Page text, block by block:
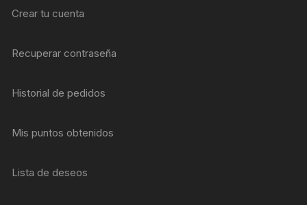
Crear tu cuenta
Recuperar contraseña
Historial de pedidos
Mis puntos obtenidos
Lista de deseos